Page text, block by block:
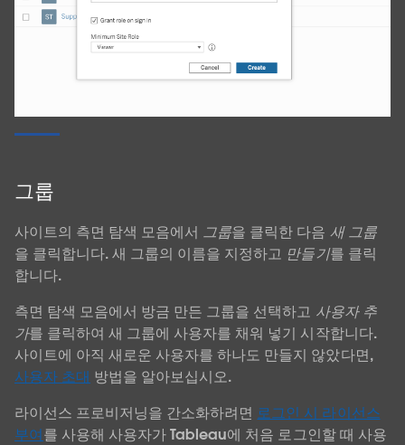
그룹
사이트의 측면 탐색 모음에서 그룹을 클릭한 다음 새 그룹
을 클릭합니다. 새 그룹의 이름을 지정하고 만들기를 클릭
합니다.
측면 탐색 모음에서 방금 만든 그룹을 선택하고 사용자 추
가를 클릭하여 새 그룹에 사용자를 채워 넣기 시작합니다.
사이트에 아직 새로운 사용자를 하나도 만들지 않았다면,
사용자 초대 방법을 알아보십시오.
라이선스 프로비저닝을 간소화하려면 로그인 시 라이선스
부여를 사용해 사용자가 Tableau에 처음 로그인할 때 사용